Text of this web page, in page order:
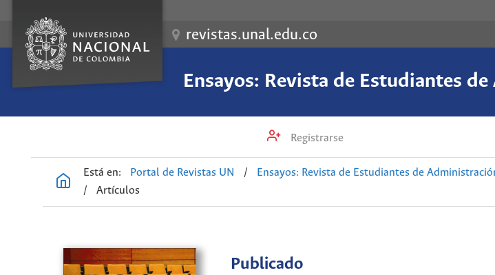
revistas.unal.edu.co
Ensayos: Revista de Estudiantes
Registrarse
Está en: Portal de Revistas UN / Ensayos: Revista de Estudiantes de
/
Artículos
Publicado